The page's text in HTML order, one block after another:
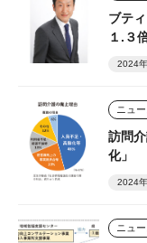
ブテ
１.３
2024年
ニュー
訪問
化」
2024年
ニュー